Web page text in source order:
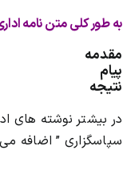
به طور کلی متن نامه
مقدمه
پیام
نتیجه
در بیشتر نوشته های
سپاسگزاری ” اضافه